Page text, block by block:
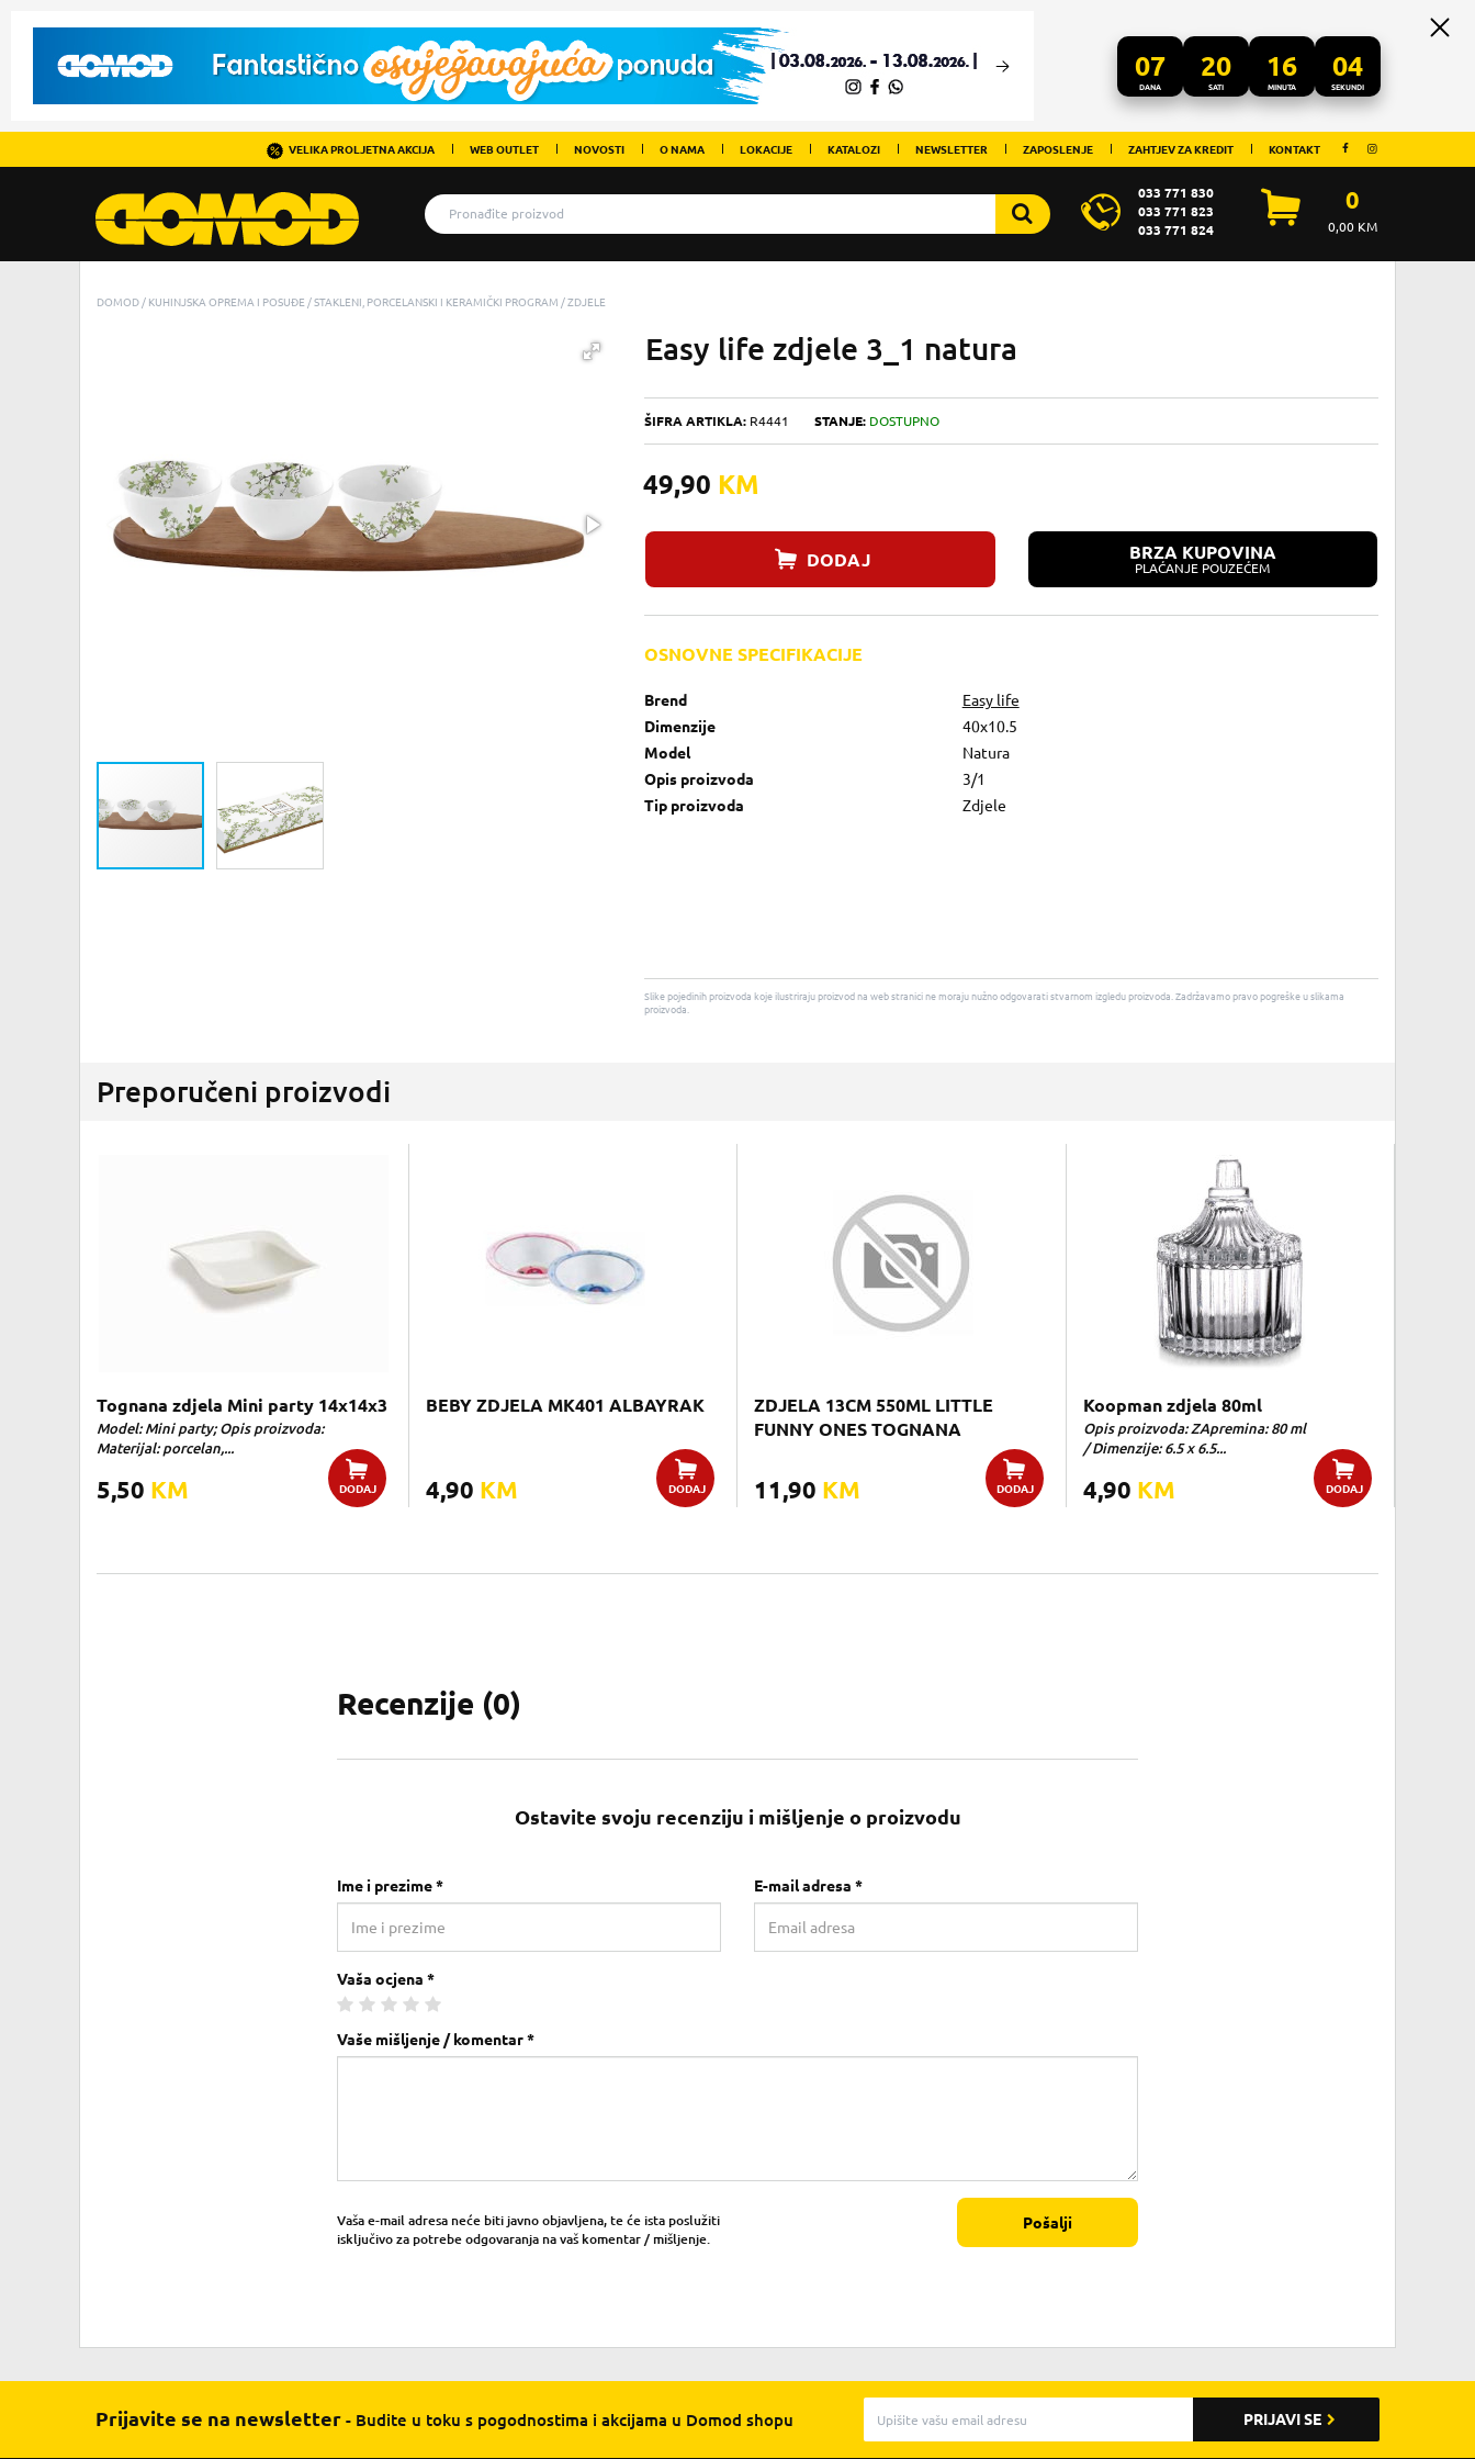
07
DANA
20
SATI
16
MINUTA
04
SEKUNDI
VELIKA PROLJETNA AKCIJA WEB OUTLET NOVOSTI O NAMA LOKACIJE KATALOZI NEWSLETTER ZAPOSLENJE ZAHTJEV ZA KREDIT KONTAKT
033 771 830
033 771 823
033 771 824
0
0,00KM
DOMOD KUHINJSKA OPREMA I POSUĐE STAKLENI, PORCELANSKI I KERAMIČKI PROGRAM ZDJELE
Easy life zdjele 3_1 natura
ŠIFRA ARTIKLA: R4441 STANJE: DOSTUPNO
49,90 KM
DODAJ BRZA KUPOVINA
PLAĆANJE POUZEĆEM
OSNOVNE SPECIFIKACIJE
Brend
Easy life
Dimenzije
40x10.5
Model
Natura
Opis proizvoda
3/1
Tip proizvoda
Zdjele
Slike pojedinih proizvoda koje ilustriraju proizvod na web stranici ne moraju nužno odgovarati stvarnom izgledu proizvoda. Zadržavamo pravo pogreške u slikama
proizvoda.
Preporučeni proizvodi
Tognana zdjela Mini party 14x14x3
Model: Mini party; Opis proizvoda:
Materijal: porcelan,...
5,50 KM DODAJ
BEBY ZDJELA MK401 ALBAYRAK
4,90 KM DODAJ
ZDJELA 13CM 550ML LITTLE
FUNNY ONES TOGNANA
11,90 KM DODAJ
Koopman zdjela 80ml
Opis proizvoda: ZApremina: 80 ml
/ Dimenzije: 6.5 x 6.5...
4,90 KM DODAJ
Recenzije (0)
Ostavite svoju recenziju i mišljenje o proizvodu
Ime i prezime * E-mail adresa *
Vaša ocjena *
Vaše mišljenje / komentar *
Vaša e-mail adresa neće biti javno objavljena, te će ista poslužiti
isključivo za potrebe odgovaranja na vaš komentar / mišljenje.
Pošalji
Prijavite se na newsletter - Budite u toku s pogodnostima i akcijama u Domod shopu PRIJAVI SE